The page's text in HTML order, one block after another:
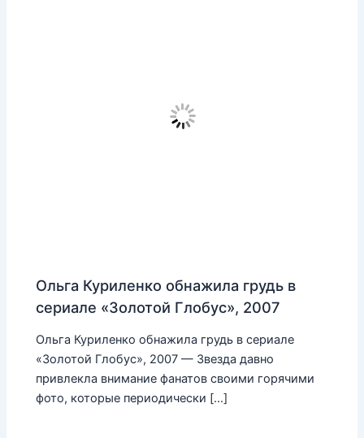
Ольга Куриленко обнажила грудь в
сериале «Золотой Глобус», 2007
Ольга Куриленко обнажила грудь в сериале
«Золотой Глобус», 2007 — Звезда давно
привлекла внимание фанатов своими горячими
фото, которые периодически […]